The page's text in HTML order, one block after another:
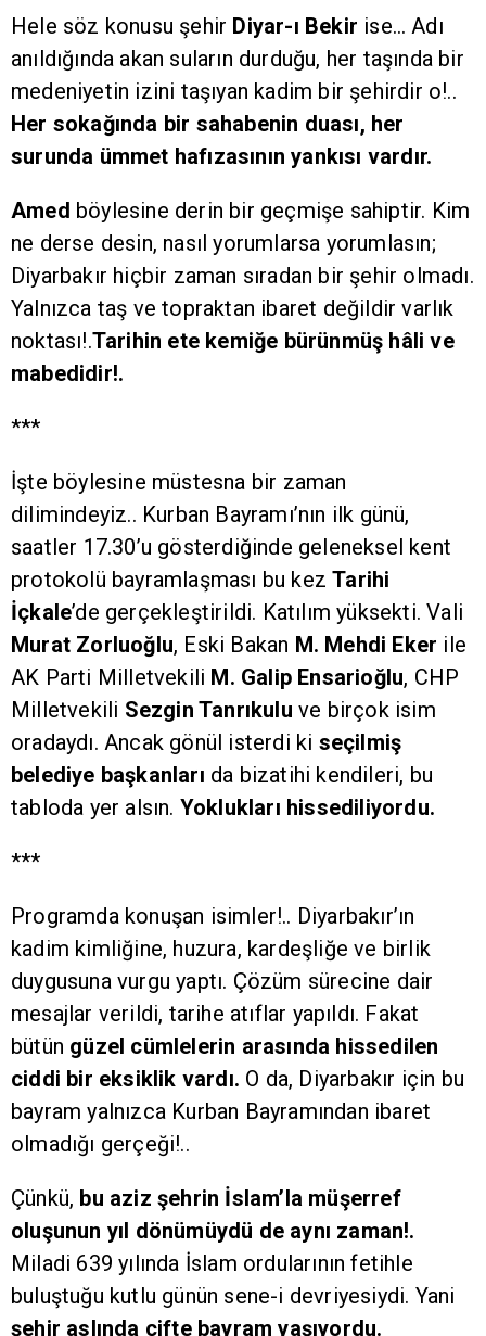
Hele söz konusu şehir Diyar-ı Bekir ise… Adı
anıldığında akan suların durduğu, her taşında bir
medeniyetin izini taşıyan kadim bir şehirdir o!..
Her sokağında bir sahabenin duası, her
surunda ümmet hafızasının yankısı vardır.
Amed böylesine derin bir geçmişe sahiptir. Kim
ne derse desin, nasıl yorumlarsa yorumlasın;
Diyarbakır hiçbir zaman sıradan bir şehir olmadı.
Yalnızca taş ve topraktan ibaret değildir varlık
noktası!.Tarihin ete kemiğe bürünmüş hâli ve
mabedidir!.
***
İşte böylesine müstesna bir zaman
dilimindeyiz.. Kurban Bayramı’nın ilk günü,
saatler 17.30’u gösterdiğinde geleneksel kent
protokolü bayramlaşması bu kezTarihi
İçkale’de gerçekleştirildi. Katılım yüksekti. Vali
Murat Zorluoğlu, Eski Bakan M. Mehdi Eker ile
AK Parti Milletvekili M. Galip Ensarioğlu, CHP
Milletvekili Sezgin Tanrıkulu ve birçok isim
oradaydı. Ancak gönül isterdi ki seçilmiş
belediye başkanları da bizatihi kendileri, bu
tabloda yer alsın. Yoklukları hissediliyordu.
***
Programda konuşan isimler!.. Diyarbakır’ın
kadim kimliğine, huzura, kardeşliğe ve birlik
duygusuna vurgu yaptı. Çözüm sürecine dair
mesajlar verildi, tarihe atıflar yapıldı. Fakat
bütün güzel cümlelerin arasında hissedilen
ciddi bir eksiklik vardı. O da, Diyarbakır için bu
bayram yalnızca Kurban Bayramından ibaret
olmadığı gerçeği!..
Çünkü, bu aziz şehrin İslam’la müşerref
oluşunun yıl dönümüydü de aynı zaman!.
Miladi 639 yılında İslam ordularının fetihle
buluştuğu kutlu günün sene-i devriyesiydi. Yani
şehir aslında çifte bayram yaşıyordu.